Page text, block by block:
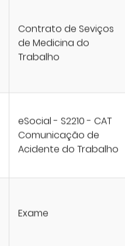
Contrato de Seviços
de Medicina do
Trabalho
eSocial - S2210 - CAT
Comunicação de
Acidente do Trabalho
Exame